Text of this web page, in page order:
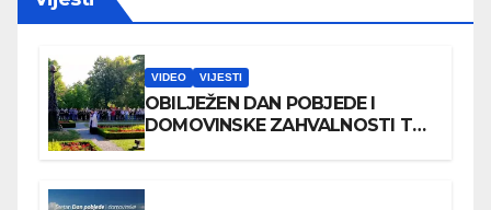
VIDEO VIJESTI
OBILJEŽEN DAN POBJEDE I
DOMOVINSKE ZAHVALNOSTI TE